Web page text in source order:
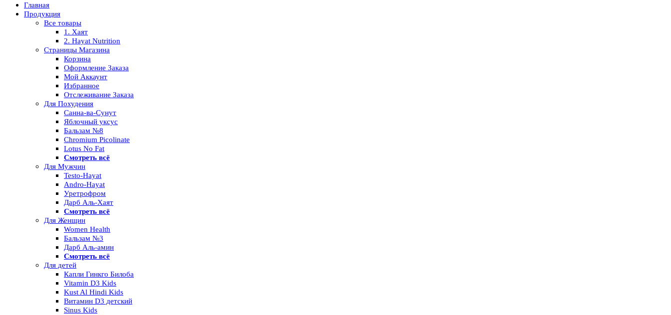
Главная
Продукция
Все товары
1. Хаят
2. Hayat Nutrition
Страницы Магазина
Корзина
Оформление Заказа
Мой Аккаунт
Избранное
Отслеживание Заказа
Для Похудения
Санна-ва-Сунут
Яблочный уксус
Бальзам №8
Chromium Picolinate
Lotus No Fat
Смотреть всё
Для Мужчин
Testo-Hayat
Andro-Hayat
Уретрофром
Дарб Аль-Хаят
Смотреть всё
Для Женщин
Women Health
Бальзам №3
Дарб Аль-амин
Смотреть всё
Для детей
Капли Гинкго Билоба
Vitamin D3 Kids
Kust Al Hindi Kids
Витамин D3 детский
Sinus Kids